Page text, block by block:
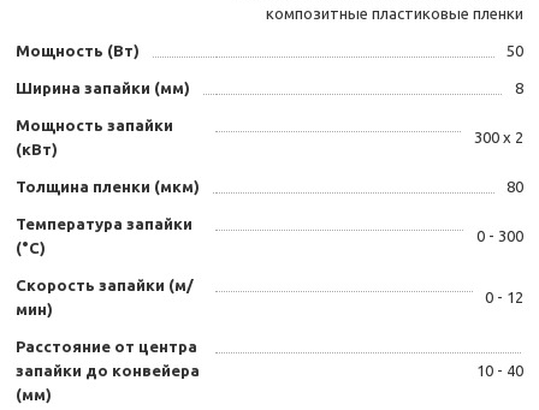
композитные пластиковые пленки
Мощность (Вт) 50
Ширина запайки (мм) 8
Мощность запайки
(кВт)
300 х 2
Толщина пленки (мкм) 80
Температура запайки
(°C)
0 - 300
Скорость запайки (м/
мин)
0 - 12
Расстояние от центра
запайки до конвейера
(мм)
10 - 40